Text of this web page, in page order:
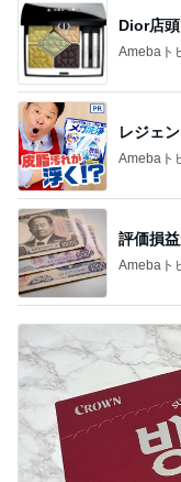
Dior店
Amebaト
レジェ
Amebaト
評価損
Amebaト